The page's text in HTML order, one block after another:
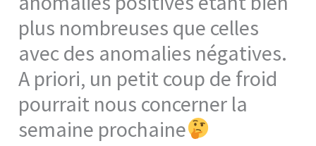
plus nombreuses que celles
avec des anomalies négatives.
A priori, un petit coup de froid
pourrait nous concerner la
semaine prochaine